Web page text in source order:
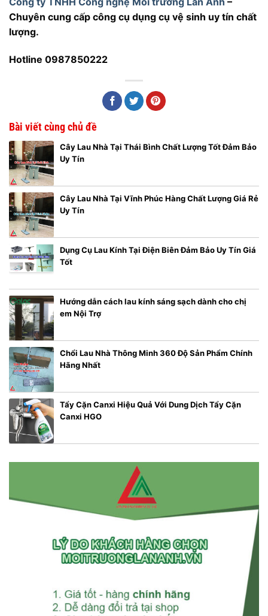
Chuyên cung cấp công cụ dụng cụ vệ sinh uy tín chất
lượng.
Hotline 0987850222
Bài viết cùng chủ đề
Cây Lau Nhà Tại Thái Bình Chất Lượng Tốt Đảm Bảo
Uy Tín
Cây Lau Nhà Tại Vĩnh Phúc Hàng Chất Lượng Giá Rẻ
Uy Tín
Dụng Cụ Lau Kính Tại Điện Biên Đảm Bảo Uy Tín Giá
Tốt
Hướng dẫn cách lau kính sáng sạch dành cho chị
em Nội Trợ
Chổi Lau Nhà Thông Minh 360 Độ Sản Phẩm Chính
Hãng Nhất
Tẩy Cặn Canxi Hiệu Quả Với Dung Dịch Tẩy Cặn
Canxi HGO